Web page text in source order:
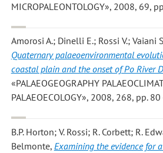
MICROPALEONTOLOGY», 2008, 69,
Amorosi A.; Dinelli E.; Rossi V.; Vaiani
Quaternary palaeoenvironmental
coastal plain and the onset of Po River
«PALAEOGEOGRAPHY
PALAEOECOLOGY», 2008, 268, pp.
B.P. Horton; V. Rossi; R. Corbett; R.
Belmonte, Examining the evidence for